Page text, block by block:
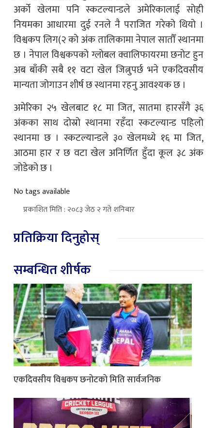
अर्को खेलमा पनि स्कटल्यान्डले अमेरिकालाई सोही
नियमका आधारमा दुई रनले नै पराजित गरेको थियो ।
विश्वकप लिग(२ को अंक तालिकामा नेपाल सातौँ स्थानमा
छ । नेपाल विश्वकपको ग्लोबल क्वालिफायरमा छनोट हुन
अब बाँकी सबै ११ वटा खेल जित्नुपर्छ भने एकदिवसीय
मान्यता जोगाउन शीर्ष छ स्थानमा रहनु आवश्यक छ ।
अमेरिका २५ खेलबाट १८ मा जित, सातमा हारसँगै ३६
अंकका साथ दोस्रो स्थानमा रहँदा स्कटल्यान्ड पहिलो
स्थानमा छ । स्कटल्यान्डले ३० खेलमध्ये १६ मा जित,
आठमा हार र छ वटा खेल अनिर्णित हुँदा कूल ३८ अंक
जोडेको छ ।
No tags available
प्रकाशित मिति : २०८३ जेठ २ गते शनिबार
प्रतिक्रिया दिनुहोस्
सम्बन्धित शीर्षक
एकदिवसीय विश्वकप छनोटको मिति सार्वजनिक